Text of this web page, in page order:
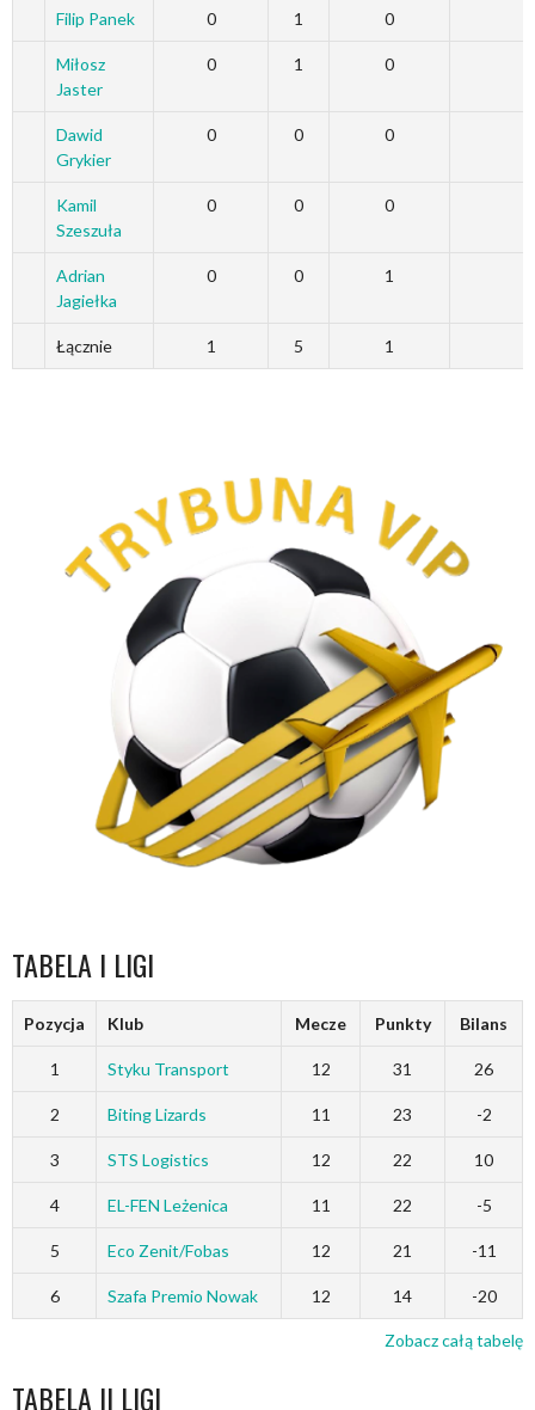
Filip Panek 0 1 0
Miłosz
Jaster
0 1 0
Dawid
Grykier
0 0 0
Kamil
Szeszuła
0 0 0
Adrian
Jagiełka
0 0 1
Łącznie 1 5 1
TABELA I LIGI
Pozycja Klub Mecze Punkty Bilans
1 Styku Transport 12 31 26
2 Biting Lizards 11 23 -2
3 STS Logistics 12 22 10
4 EL-FEN Leżenica 11 22 -5
5 Eco Zenit/Fobas 12 21 -11
6 Szafa Premio Nowak 12 14 -20
Zobacz całą tabelę
TABELA II LIGI